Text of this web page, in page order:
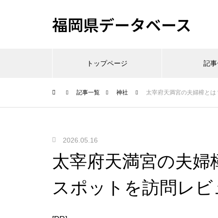
福岡県データベース
トップページ 記
記事一覧 神社 太宰府天満宮の夫婦樟と
2026.05.16
太宰府天満宮の夫
スポットを訪問レビ